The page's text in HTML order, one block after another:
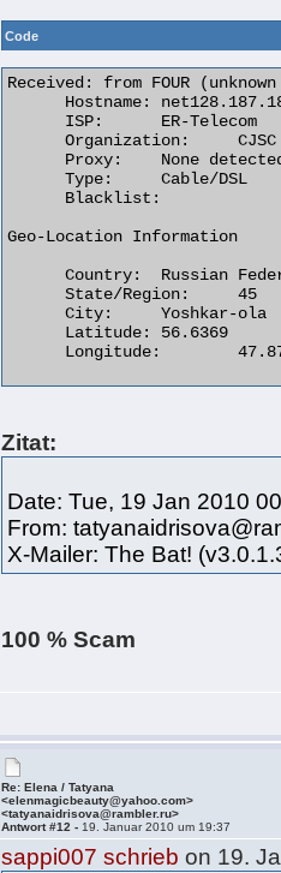
Code
Received: from FOUR
Hostname:	net128.187.188-94.yoladom.ru
ISP:	ER-Telecom
Organization:	CJSC Company ER-Telecom Yoshkar-Ola
Proxy:	None detected
Type:	Cable/DSL
Blacklist:
Geo-Location Information
Country:	Russian Federation
State/Region:	45
City:	Yoshkar-ola
Latitude:	56.6369
Longitude:	47.8711
Zitat:
Date: Tue, 19 Jan 2010
From:
X-Mailer: The Bat!
100 % Scam
Re: Elena / Tatyana
<elenmagicbeauty@yahoo.com>
<tatyanaidrisova@rambler.ru>
Antwort #12 - 19. Januar 2010 um 19:37
sappi007 schrieb on 19.